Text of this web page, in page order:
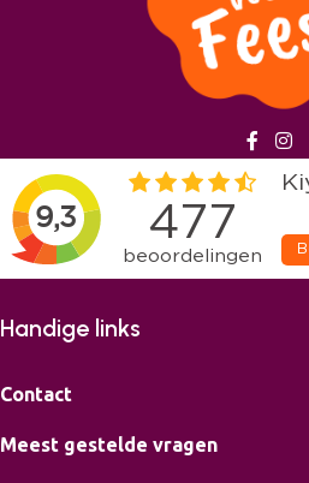
Handige links
Contact
Meest gestelde vragen